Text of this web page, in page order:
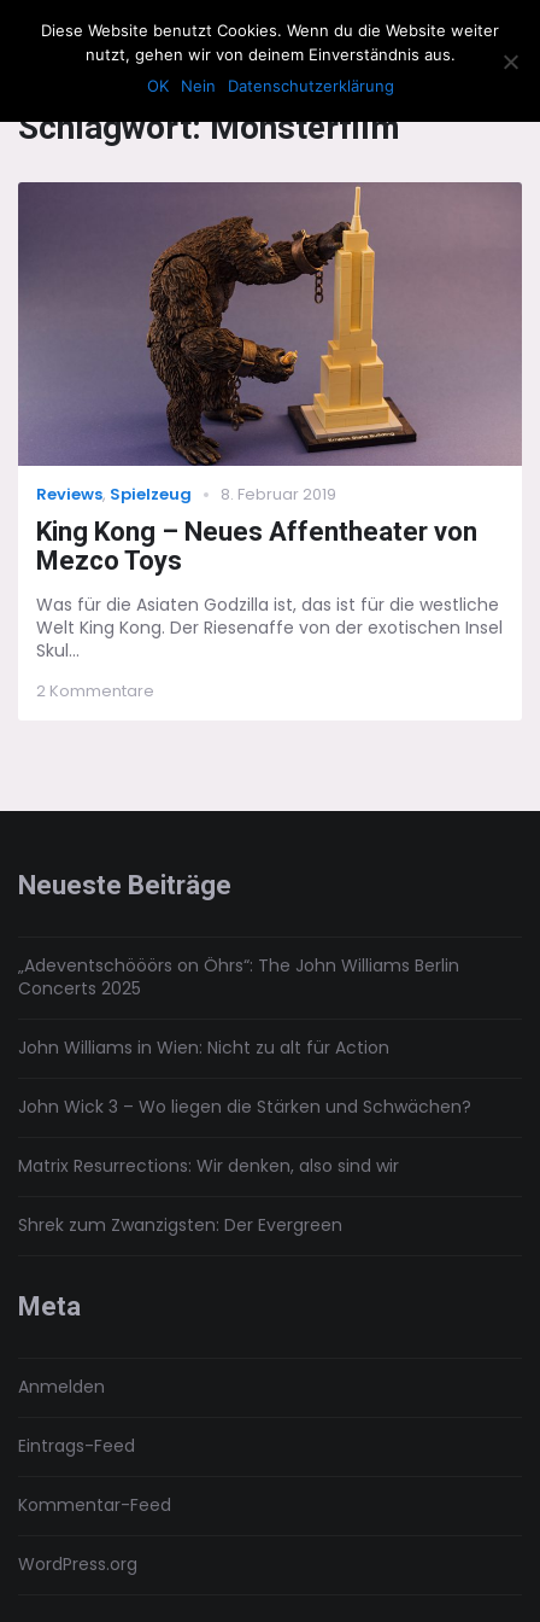
The Howling Men
Schlagwort:Monsterfilm
Categories
Reviews, Spielzeug
Posted
8. Februar 2019
King Kong – Neues Affentheater von
Mezco Toys
Was für die Asiaten Godzilla ist, das ist für die westliche
Welt King Kong. Der Riesenaffe von der exotischen Insel
Skul...
2 Kommentare
Neueste Beiträge
„Adeventschööörs on Öhrs“: The John Williams Berlin
Concerts 2025
John Williams in Wien: Nicht zu alt für Action
John Wick 3 – Wo liegen die Stärken und Schwächen?
Matrix Resurrections: Wir denken, also sind wir
Shrek zum Zwanzigsten: Der Evergreen
Meta
Anmelden
Eintrags-Feed
Kommentar-Feed
WordPress.org
Diese Website benutzt Cookies. Wenn du die Website weiter
nutzt, gehen wir von deinem Einverständnis aus.
OK
Nein Datenschutzerklärung